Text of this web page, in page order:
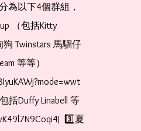
為以下4個群組，
（包括Kitty
狗 Twinstars 馬騮仔
等等）
括Duffy Linabell 等
3️⃣夏